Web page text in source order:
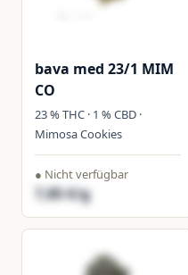
bava med 23/1 MIM
CO
23 % THC · 1 % CBD ·
Mimosa Cookies
● Nicht verfügbar
7,85 €/g